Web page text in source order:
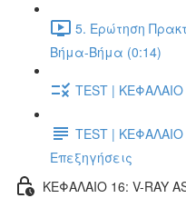
5. Ερώτηση
Βήμα-Βήμα (0:14)
TEST |
TEST | ΚΕΦΑΛΑΙΟ
Επεξηγήσεις
ΚΕΦΑΛΑΙΟ 16: V-RAY